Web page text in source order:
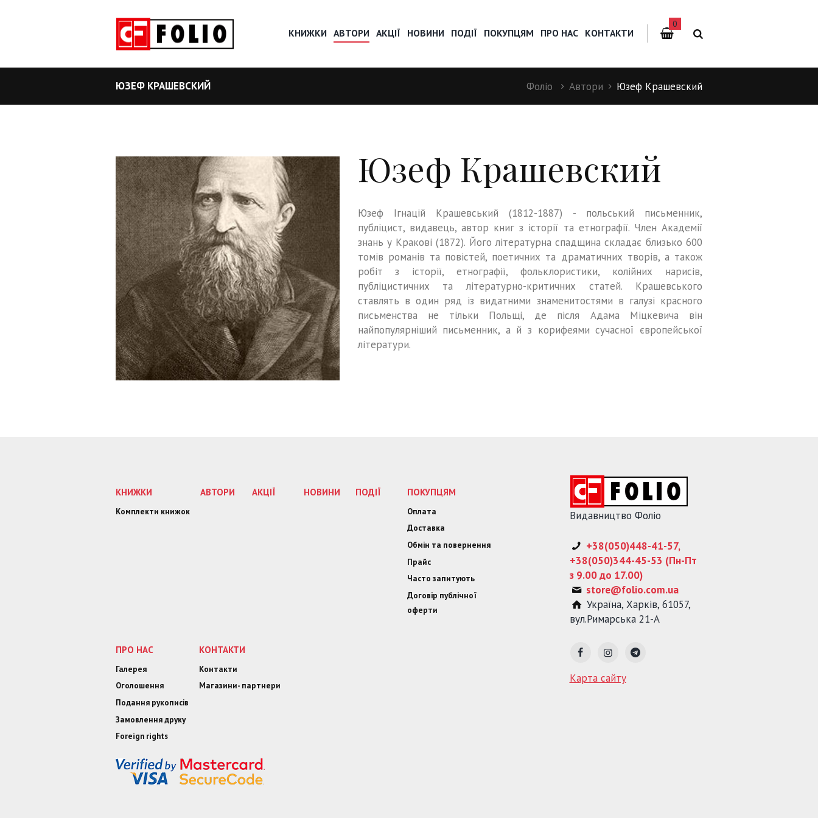
КНИЖКИ АВТОРИ АКЦІЇ НОВИНИ ПОДІЇ ПОКУПЦЯМ ПРО НАС КОНТАКТИ
0
ЮЗЕФ КРАШЕВСКИЙ Фоліо Автори Юзеф Крашевский
Юзеф Крашевский
Юзеф Ігнацій Крашевський (1812-1887) - польський письменник,
публіцист, видавець, автор книг з історії та етнографії. Член Академії
знань у Кракові (1872). Його літературна спадщина складає близько 600
томів романів та повістей, поетичних та драматичних творів, а також
робіт з історії, етнографії, фольклористики, колійних нарисів,
публіцистичних та літературно-критичних статей. Крашевського
ставлять в один ряд із видатними знаменитостями в галузі красного
письменства не тільки Польщі, де після Адама Міцкевича він
найпопулярніший письменник, а й з корифеями сучасної європейської
літератури.
КНИЖКИ
Комплекти книжок
АВТОРИ АКЦІЇ НОВИНИ ПОДІЇ ПОКУПЦЯМ
Оплата
Доставка
Обмін та повернення
Прайс
Часто запитують
Договір публічної
оферти
ПРО НАС
Галерея
Оголошення
Подання рукописів
Замовлення друку
Foreign rights
КОНТАКТИ
Контакти
Магазини- партнери
Видавництво Фоліо
+38(050)448-41-57,
+38(050)344-45-53 (Пн-Пт
з 9.00 до 17.00)
store@folio.com.ua
Україна,Харків,61057,
вул.Римарська 21-А
Карта сайту